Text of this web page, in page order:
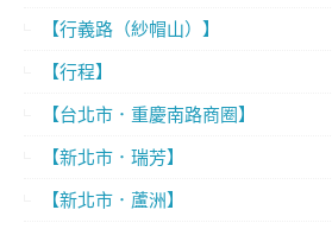
【行義路（紗帽山）】
【行程】
【台北市．重慶南路商圈】
【新北市．瑞芳】
【新北市．蘆洲】